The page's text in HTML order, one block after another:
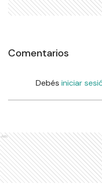
Comentarios
Debés iniciar
Ads